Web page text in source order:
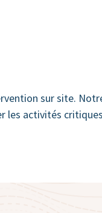
sur site.
les activités